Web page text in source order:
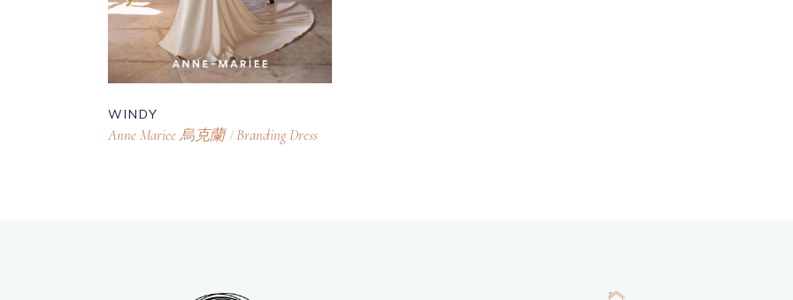
WINDY
Anne Mariee 烏克蘭 Branding Dress